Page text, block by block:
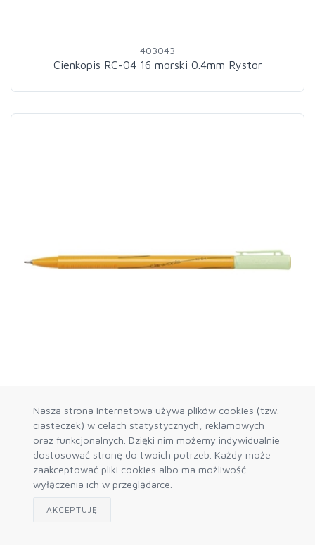
Nasza strona internetowa używa plików cookies (tzw.
ciasteczek) w celach statystycznych, reklamowych
oraz funkcjonalnych. Dzięki nim możemy indywidualnie
dostosować stronę do twoich potrzeb. Każdy może
zaakceptować pliki cookies albo ma możliwość
wyłączenia ich w przeglądarce.
AKCEPTUJĘ
403043
Cienkopis RC-04 16 morski 0.4mm Rystor
403041
Cienkopis RC-04 17 groszkowy 0.4mm Rystor